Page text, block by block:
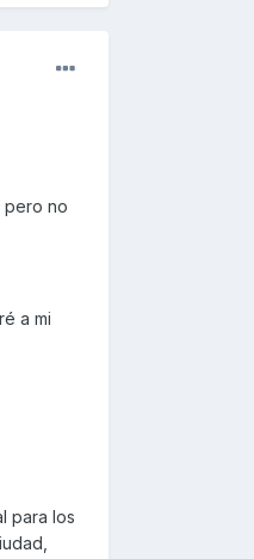
pero no
a mi
para los